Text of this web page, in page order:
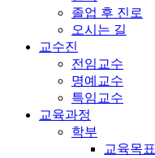
졸업 후 진로
오시는 길
교수진
전임교수
명예교수
특임교수
교육과정
학부
교육목표